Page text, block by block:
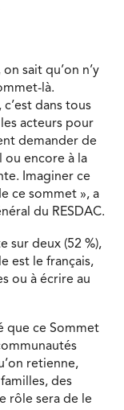
sait qu’on n’y
là.
dans tous
acteurs pour
demander de
ou encore à la
Imaginer ce
ce sommet », a
du RESDAC.
sur deux (52 %),
est le français,
ou à écrire au
que ce Sommet
retienne,
des
rôle sera de le